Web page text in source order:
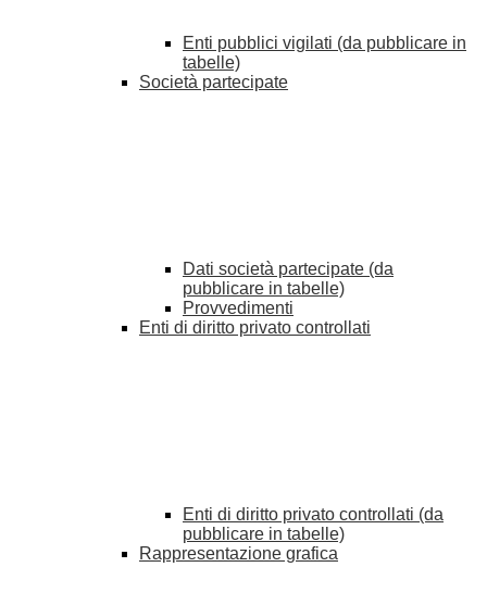
Enti pubblici vigilati (da pubblicare in
tabelle)
Società partecipate
Dati società partecipate (da
pubblicare in tabelle)
Provvedimenti
Enti di diritto privato controllati
Enti di diritto privato controllati (da
pubblicare in tabelle)
Rappresentazione grafica